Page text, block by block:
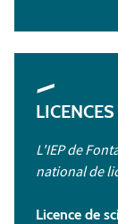
LICENCES
L'IEP de
national de
Licence de